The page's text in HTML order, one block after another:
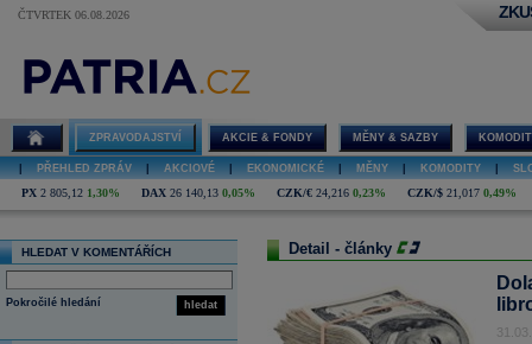
ČTVRTEK 06.08.2026
ZPRAVODAJSTVÍ AKCIE & FONDY MĚNY & SAZBY
PŘEHLED ZPRÁV AKCIOVÉ EKONOMICKÉ MĚNY KOMODITY
PX 2 805,12 1,30% DAX 26 140,13 0,05% CZK/€ 24,216 0,23% CZK/$ 21,017 0,49%
HLEDAT V KOMENTÁŘÍCH
hledat
Pokročilé hledání
Detail - články